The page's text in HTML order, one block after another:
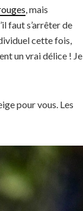
, mais
faut s’arrêter de
cette fois,
un vrai délice ! Je
pour vous. Les